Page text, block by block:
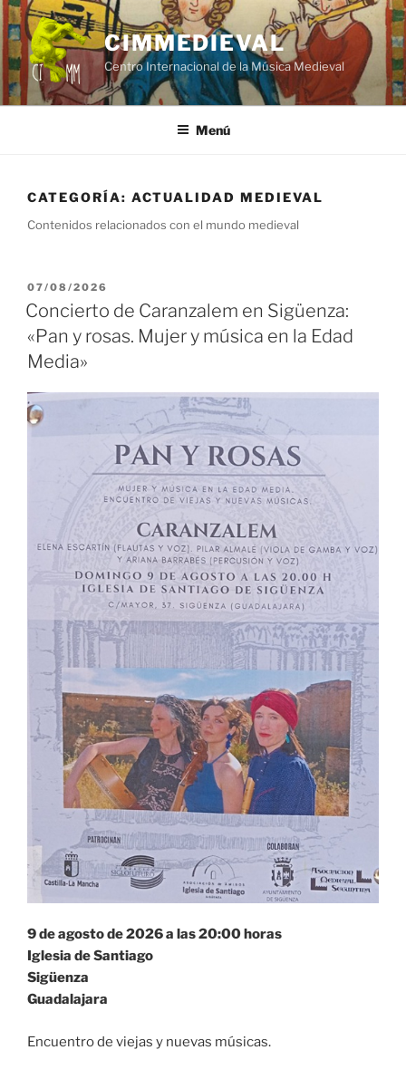
Saltar
al
contenido
CIMMEDIEVAL
Centro Internacional de la Música Medieval
Menú
CATEGORÍA: ACTUALIDAD MEDIEVAL
Contenidos relacionados con el mundo medieval
PUBLICADO
EL
07/08/2026
Concierto de Caranzalem en Sigüenza:
«Pan y rosas. Mujer y música en la Edad
Media»
9 de agosto de 2026 a las 20:00 horas
Iglesia de Santiago
Sigüenza
Guadalajara
Encuentro de viejas y nuevas músicas.